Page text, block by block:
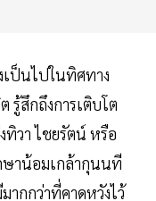
เป็นไปในทิศทาง
รู้สึกถึงการเติบโต
ทิวา ไชยรัตน์ หรือ
ษาน้อมเกล้ากุนนที
ากกว่าที่คาดหวังไว้